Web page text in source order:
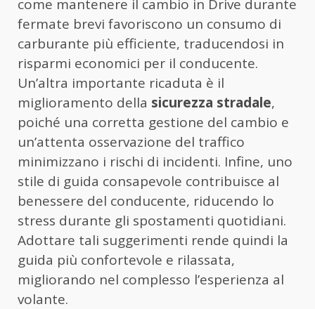
come mantenere il cambio in Drive durante
fermate brevi favoriscono un consumo di
carburante più efficiente, traducendosi in
risparmi economici per il conducente.
Un’altra importante ricaduta è il
miglioramento della sicurezza stradale,
poiché una corretta gestione del cambio e
un’attenta osservazione del traffico
minimizzano i rischi di incidenti. Infine, uno
stile di guida consapevole contribuisce al
benessere del conducente, riducendo lo
stress durante gli spostamenti quotidiani.
Adottare tali suggerimenti rende quindi la
guida più confortevole e rilassata,
migliorando nel complesso l’esperienza al
volante.